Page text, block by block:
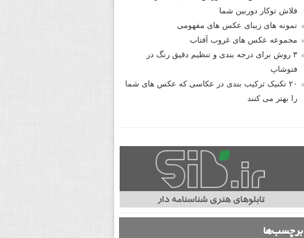
فلاش توکار دوربین شما
نمونه های زیبای عکس های مفهومی
مجموعه عکس های غروب آفتاب
۳ روش برای درجه بندی و تنظیم دقیق رنگ در
فتوشاپ
۲۰ تکنیک ترکیب بندی در عکاسی که عکس های شما
را بهتر می کنند
برچسب‌ها